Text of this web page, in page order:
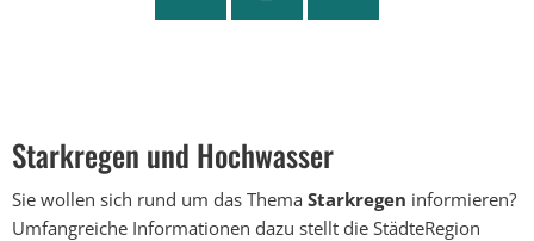
und
Hochwasser
Starkregen und Hochwasser
Sie wollen sich rund um das Thema Starkregen informieren?
Umfangreiche Informationen dazu stellt die StädteRegion